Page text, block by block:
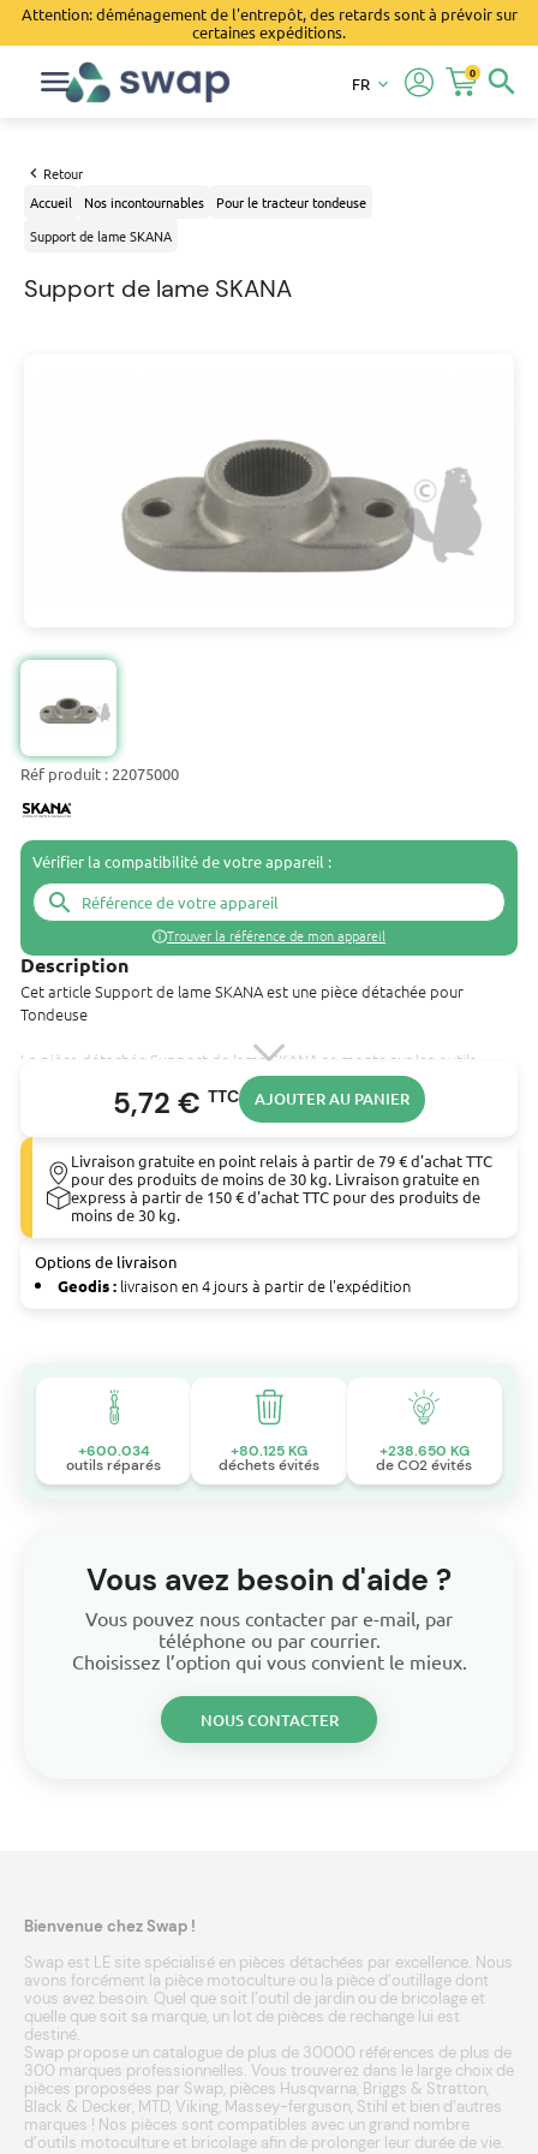
Attention: déménagement de l'entrepôt, des retards sont à prévoir sur
certaines expéditions.
search
0
FR keyboard_arrow_down
Retour
Accueil
Nos incontournables
Pour le tracteur tondeuse
Support de lame SKANA
Support de lame SKANA
Réf produit : 22075000
Vérifier la compatibilité de votre appareil :
search
Trouver la référence de mon appareil
Description
Cet article Support de lame SKANA est une pièce détachée pour
Tondeuse
La pièce détachée Support de lame SKANA se monte sur les outils
Rider autoporté thermique BAUHAUS (11/81 134C352D646)
Rider autoporté thermique BAUHAUS (Funrunner 132-679F646)
Rider autoporté thermique BAUHAUS (Funrunner 133I679F646)
Rider autoporté thermique BAUHAUS (Funrunner 134K679F646)
Rider autoporté thermique BAUHAUS (Gardol 10.5/81 135B453D646)
Rider autoporté thermique BAUHAUS (Gardol Topcut 12/91
133I471E646)
Rider autoporté thermique BAUHAUS (Gardol Topcut 12/91
134I471E646)
Rider autoporté thermique BAUHAUS (Yard-Man 10/76 133B352D646)
Rider autoporté thermique BRICOBI (BA 13/1020 13AA763N601)
Rider autoporté thermique BRICOBI (BA 13/1020 13CA763N601)
Rider autoporté thermique BRICOBI (BA 15/1020 13AD763N601)
Rider autoporté thermique BUDGET (BTR 1101 13AB451F619)
Rider autoporté thermique BUDGET (BTR 1101 13AE450F619)
Rider autoporté thermique BUDGET (BTR 1101 13B1451F619)
Rider autoporté thermique CAST (Cast 12.5/81 13A3450D669)
Rider autoporté thermique CENTRAL PARK (BA 125/91 13AL473F641)
Rider autoporté thermique CENTRAL PARK (CPA-11/81 13A1450D641)
Rider autoporté thermique CENTRAL PARK (CPA-11/81 13AB450D641)
Rider autoporté thermique CENTRAL PARK (CPA-11/81 13AC451D641)
Rider autoporté thermique CMI (81-11 13D1452D620)
Rider autoporté thermique COLUMBIA (111/810 138-3470)
Rider autoporté thermique COLUMBIA (111/810 139-3470)
Rider autoporté thermique COLUMBIA (111/910 N 132-430E600)
Rider autoporté thermique COLUMBIA (111/960 138-6370)
Rider autoporté thermique COLUMBIA (111/960 N 130-637F)
Rider autoporté thermique COLUMBIA (111/960 N 139-6370)
Rider autoporté thermique COLUMBIA (112/910 135H451E626)
Rider autoporté thermique COLUMBIA (112/910 N 133I470E626)
Rider autoporté thermique COLUMBIA (112/910 N 134I451E626)
Rider autoporté thermique COLUMBIA (112/960 134K671F626)
5,72 € TTC AJOUTER AU PANIER
Livraison gratuite en point relais à partir de 79 € d'achat TTC
pour des produits de moins de 30 kg. Livraison gratuite en
express à partir de 150 € d'achat TTC pour des produits de
moins de 30 kg.
Options de livraison
Geodis : livraison en 4 jours à partir de l'expédition
+600.034
outils réparés
+80.125 KG
déchets évités
+238.650 KG
de CO2 évités
Vous avez besoin d'aide ?
Vous pouvez nous contacter par e-mail, par
téléphone ou par courrier.
Choisissez l’option qui vous convient le mieux.
NOUS CONTACTER
Bienvenue chez Swap !
Swap est LE site spécialisé en pièces détachées par excellence. Nous
avons forcément la pièce motoculture ou la pièce d’outillage dont
vous avez besoin. Quel que soit l’outil de jardin ou de bricolage et
quelle que soit sa marque, un lot de pièces de rechange lui est
destiné.
Swap propose un catalogue de plus de 30000 références de plus de
300 marques professionnelles. Vous trouverez dans le large choix de
pièces proposées par Swap, pièces Husqvarna, Briggs & Stratton,
Black & Decker, MTD,Viking, Massey-ferguson, Stihl et bien d’autres
marques ! Nos pièces sont compatibles avec un grand nombre
d’outils motoculture et bricolage afin de prolonger leur durée de vie.